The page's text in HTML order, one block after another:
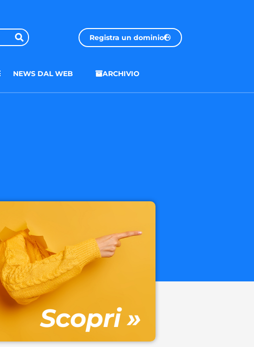
Registra un dominio
NEWS DAL WEB ARCHIVIO
Scopri »